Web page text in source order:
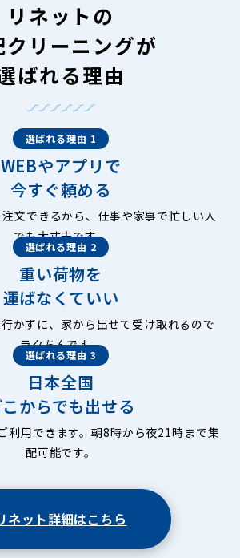
リネットの
クリーニングが
ばれる理由
選ばれる理由 1
WEBやアプリで
今すぐ頼める
文できるから、仕事や家事で忙しい人
でも大丈夫です。
選ばれる理由 2
重い荷物を
運ばなくていい
かずに、家から出せて受け取れるので
ラクちんです。
選ばれる理由 3
日本全国
こからでも出せる
利用できます。朝8時から夜21時まで集
配可能です。
ネット詳細はこちら